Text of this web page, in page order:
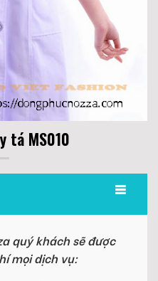
tá MS010
quý khách sẽ được
mọi dịch vụ: